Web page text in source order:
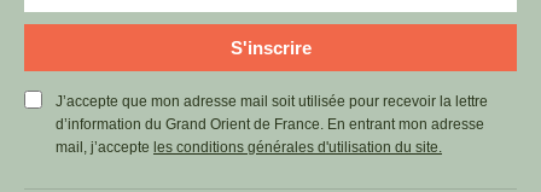
S'inscrire
J’accepte que mon adresse mail soit utilisée pour recevoir la lettre
d’information du Grand Orient de France. En entrant mon adresse
mail, j’accepte les conditions générales d'utilisation du site.